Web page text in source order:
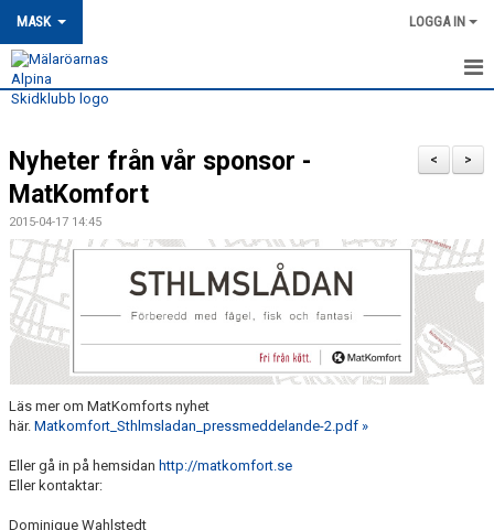
MASK LOGGA IN
MASK-NYHETER
OM MASK
MEDLEMSSKAP
KONTAKT
TRÄNING
TÄVLING
>
<
Nyheter från vår sponsor -
MatKomfort
2015-04-17 14:45
Läs mer om MatKomforts nyhet
här. Matkomfort_Sthlmsladan_pressmeddelande-2.pdf »
Eller gå in på hemsidan http://matkomfort.se
Eller kontaktar:
Dominique Wahlstedt